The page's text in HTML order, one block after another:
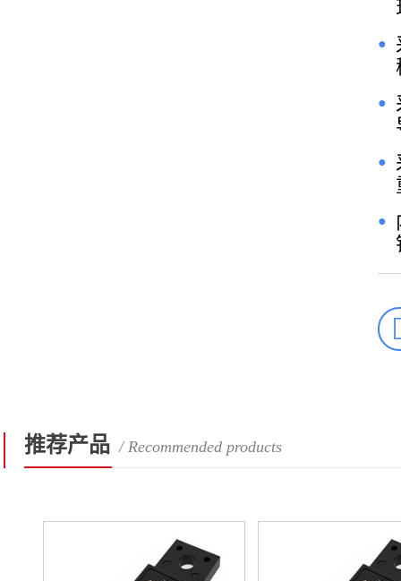
●
●
●
●
推荐产品 / Recommended products